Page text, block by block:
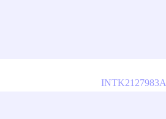
INTK2127983A